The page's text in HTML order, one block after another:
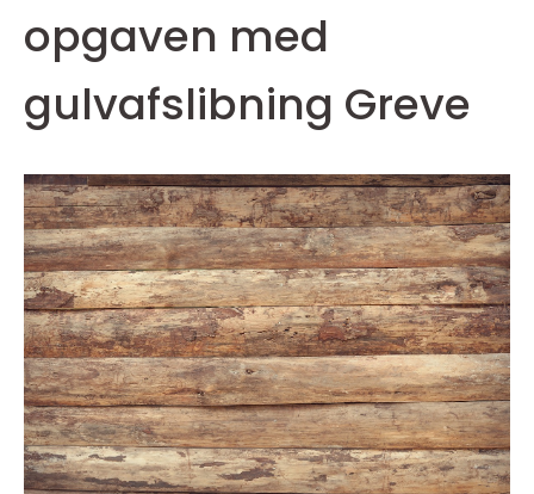
opgaven med
gulvafslibning Greve